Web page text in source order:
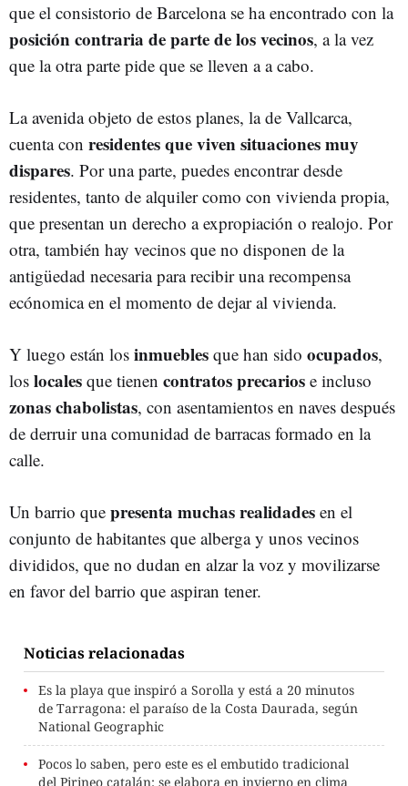
que el consistorio de Barcelona se ha encontrado con la
posición contraria de parte de los vecinos, a la vez
que la otra parte pide que se lleven a a cabo.
La avenida objeto de estos planes, la de Vallcarca,
cuenta con residentes que viven situaciones muy
dispares. Por una parte, puedes encontrar desde
residentes, tanto de alquiler como con vivienda propia,
que presentan un derecho a expropiación o realojo. Por
otra, también hay vecinos que no disponen de la
antigüedad necesaria para recibir una recompensa
ecónomica en el momento de dejar al vivienda.
Y luego están los inmuebles que han sido ocupados,
los locales que tienen contratos precarios e incluso
zonas chabolistas, con asentamientos en naves después
de derruir una comunidad de barracas formado en la
calle.
Un barrio que presenta muchas realidades en el
conjunto de habitantes que alberga y unos vecinos
divididos, que no dudan en alzar la voz y movilizarse
en favor del barrio que aspiran tener.
Noticias relacionadas
Es la playa que inspiró a Sorolla y está a 20 minutos
de Tarragona: el paraíso de la Costa Daurada, según
National Geographic
Pocos lo saben, pero este es el embutido tradicional
del Pirineo catalán: se elabora en invierno en clima